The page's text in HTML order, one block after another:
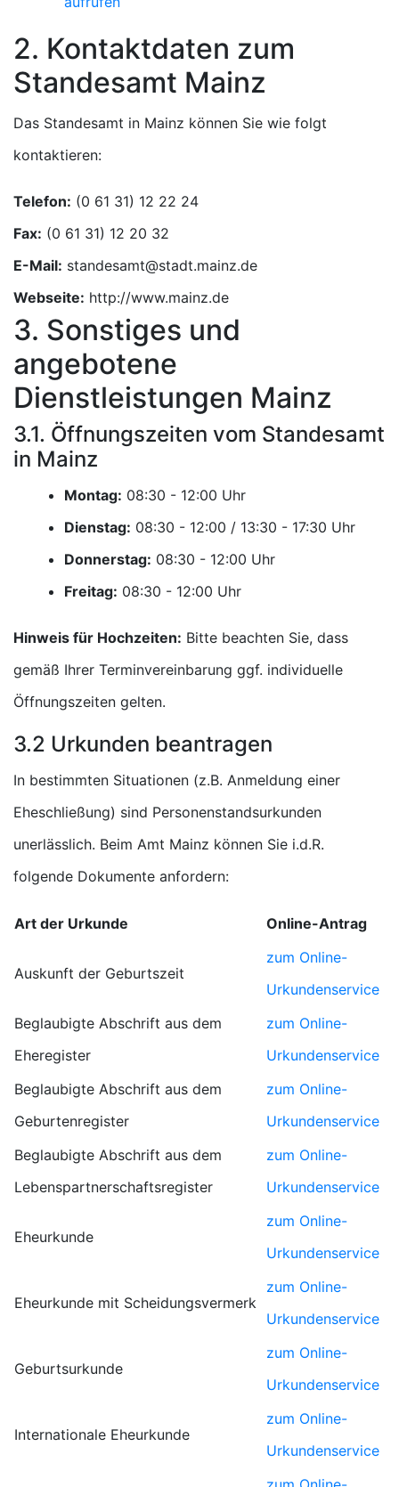
2. Kontaktdaten zum
Standesamt Mainz
Das Standesamt in Mainz können Sie wie folgt
kontaktieren:
Telefon:
Fax:
E-Mail:
Webseite: http://www.mainz.de
3. Sonstiges und
angebotene
Dienstleistungen Mainz
3.1. Öffnungszeiten vom Standesamt
in Mainz
Montag:
Uhr
Dienstag:
Uhr
Donnerstag:
Uhr
Freitag:
Uhr
Hinweis für Hochzeiten: Bitte beachten Sie, dass
gemäß Ihrer Terminvereinbarung ggf. individuelle
Öffnungszeiten gelten.
3.2 Urkunden beantragen
In bestimmten Situationen (z.B. Anmeldung einer
Eheschließung) sind Personenstandsurkunden
unerlässlich. Beim Amt Mainz können Sie i.d.R.
folgende Dokumente anfordern:
Art der Urkunde Online-Antrag
Auskunft der Geburtszeit
zum Online-
Urkundenservice
Beglaubigte Abschrift aus dem
Eheregister
zum Online-
Urkundenservice
Beglaubigte Abschrift aus dem
Geburtenregister
zum Online-
Urkundenservice
Beglaubigte Abschrift aus dem
Lebenspartnerschaftsregister
zum Online-
Urkundenservice
Eheurkunde
zum Online-
Urkundenservice
Eheurkunde mit Scheidungsvermerk
zum Online-
Urkundenservice
Geburtsurkunde
zum Online-
Urkundenservice
Internationale Eheurkunde
zum Online-
Urkundenservice